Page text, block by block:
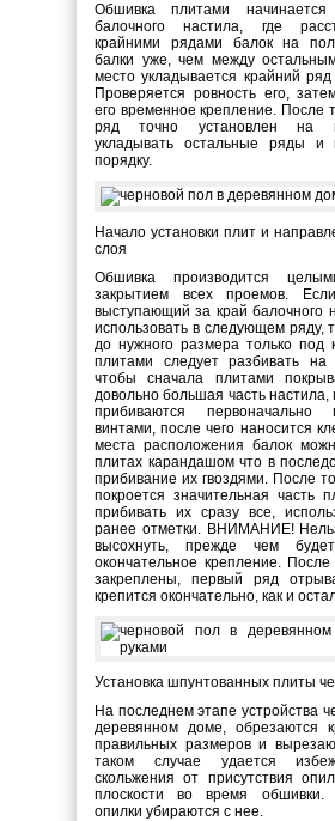
Обшивка плитами
балочного настила, где
крайними рядами балок на
балки уже, чем между
место укладывается крайний
Проверяется ровность его,
его временное крепление. После
ряд точно установлен на
укладывать остальные ряды и
порядку.
Начало установки плит и
слоя
Обшивка производится
закрытием всех проемов.
выступающий за край балочного
использовать в следующем ряду,
до нужного размера только под
плитами следует разбивать
чтобы сначала плитами
довольно большая часть
прибиваются первоначально
винтами, после чего наносится
места расположения балок
плитах карандашом что в
прибивание их гвоздями. После
покроется значительная часть
прибивать их сразу все,
ранее отметки. ВНИМАНИЕ!
высохнуть, прежде чем
окончательное крепление.
закреплены, первый ряд
крепится окончательно, как и
Установка шпунтованных плиты
На последнем этапе устройства
деревянном доме, обрезаются
правильных размеров и
таком случае удается
скольжения от присутствия
плоскости во время обшивки.
опилки убираются с нее.